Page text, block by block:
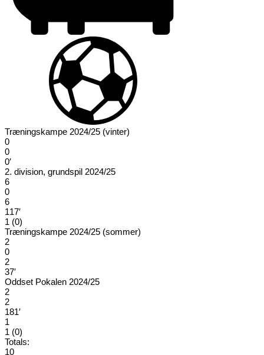
Træningskampe 2024/25 (vinter)
0
0
0′
2. division, grundspil 2024/25
6
0
6
117′
1 (0)
Træningskampe 2024/25 (sommer)
2
0
2
37′
Oddset Pokalen 2024/25
2
2
181′
1
1 (0)
Totals:
10